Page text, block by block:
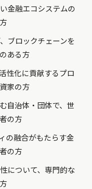
金融エコシステムの
ブロックチェーンを
ある方
性化に貢献するプロ
家の方
自治体・団体で、世
の方
の融合がもたらす金
の方
について、専門的な